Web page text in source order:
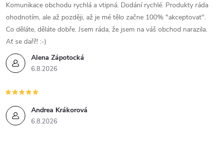
Alena Zápotocká
6.8.2026
Komunikace obchodu rychlá a vtipná. Dodání rychlé. Produkty ráda
ohodnotím, ale až později, až je mé tělo začne 100% "akceptovat".
Co děláte, děláte dobře. Jsem ráda, že jsem na váš obchod narazila.
Ať se daří!! :-)
Andrea Krákorová
6.8.2026